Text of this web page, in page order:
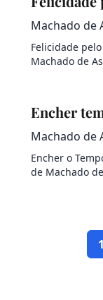
Machado de
Felicidade
Machado de
Encher
Machado de
Encher o
de Machado
1